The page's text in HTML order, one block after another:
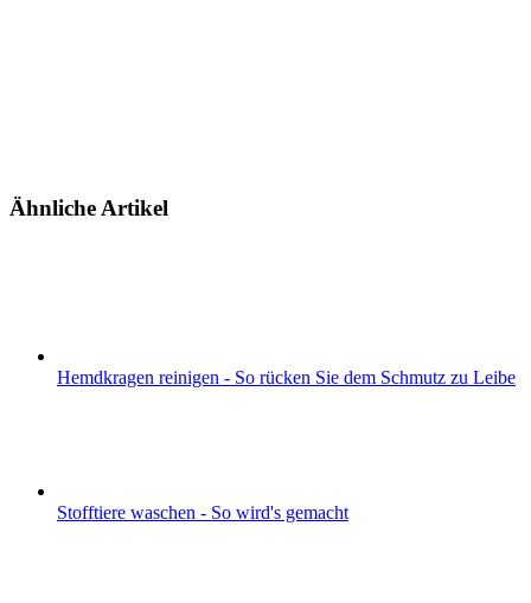
Ähnliche Artikel
Hemdkragen reinigen - So rücken Sie dem Schmutz zu Leibe
Stofftiere waschen - So wird's gemacht